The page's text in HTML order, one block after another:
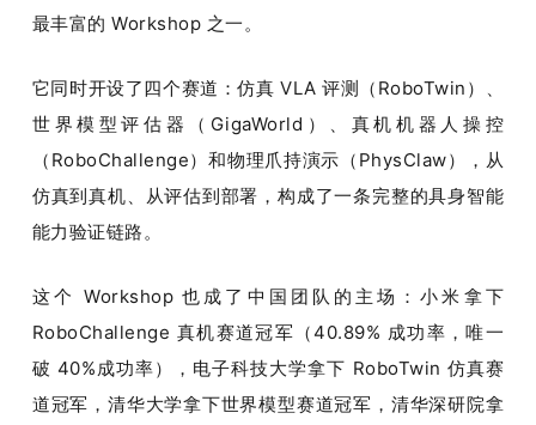
最丰富的 Workshop 之一。
它同时开设了四个赛道：仿真 VLA 评测（RoboTwin）、
世界模型评估器（GigaWorld）、真机机器人操控
（RoboChallenge）和物理爪持演示（PhysClaw），从
仿真到真机、从评估到部署，构成了一条完整的具身智能
能力验证链路。
这个 Workshop 也成了中国团队的主场：小米拿下
RoboChallenge 真机赛道冠军（40.89% 成功率，唯一
破 40%成功率），电子科技大学拿下 RoboTwin 仿真赛
道冠军，清华大学拿下世界模型赛道冠军，清华深研院拿